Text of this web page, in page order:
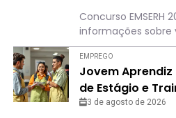
Concurso EMSERH
informações sobre
EMPREGO
Jovem
de Estágio e
3 de agosto de 2026